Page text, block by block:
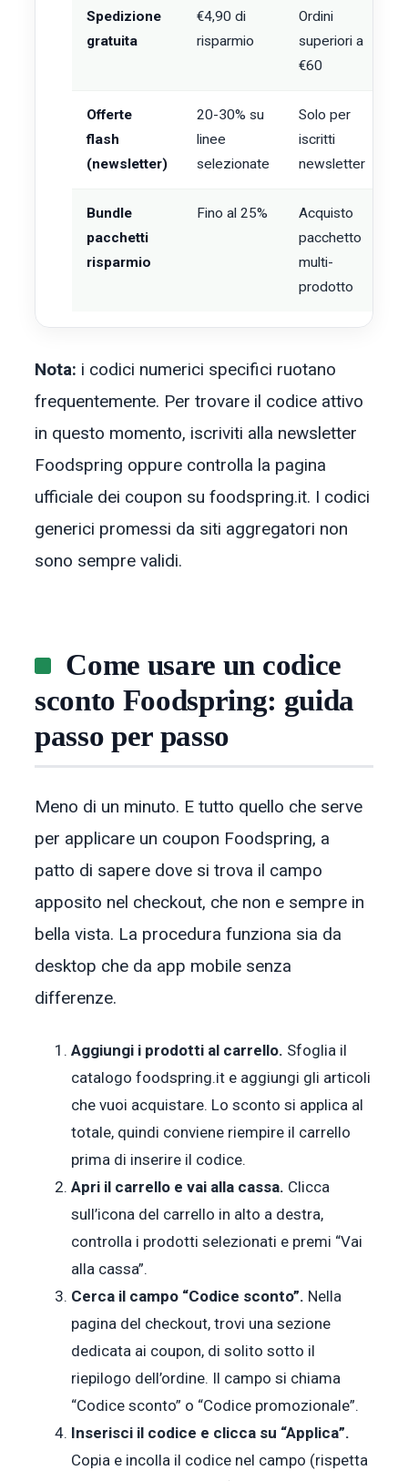
Spedizione
gratuita
€4,90 di
risparmio
Ordini
superiori a
€60
Offerte
flash
(newsletter)
20-30% su
linee
selezionate
Solo per
iscritti
newsletter
Bundle
pacchetti
risparmio
Fino al 25%
Acquisto
pacchetto
multi-
prodotto
Nota: i codici numerici specifici ruotano
frequentemente. Per trovare il codice attivo
in questo momento, iscriviti alla newsletter
Foodspring oppure controlla la pagina
ufficiale dei coupon su foodspring.it. I codici
generici promessi da siti aggregatori non
sono sempre validi.
Come usare un codice
sconto Foodspring: guida
passo per passo
Meno di un minuto. E tutto quello che serve
per applicare un coupon Foodspring, a
patto di sapere dove si trova il campo
apposito nel checkout, che non e sempre in
bella vista. La procedura funziona sia da
desktop che da app mobile senza
differenze.
Aggiungi i prodotti al carrello. Sfoglia il
catalogo foodspring.it e aggiungi gli articoli
che vuoi acquistare. Lo sconto si applica al
totale, quindi conviene riempire il carrello
prima di inserire il codice.
Apri il carrello e vai alla cassa. Clicca
sull’icona del carrello in alto a destra,
controlla i prodotti selezionati e premi “Vai
alla cassa”.
Cerca il campo “Codice sconto”. Nella
pagina del checkout, trovi una sezione
dedicata ai coupon, di solito sotto il
riepilogo dell’ordine. Il campo si chiama
“Codice sconto” o “Codice promozionale”.
Inserisci il codice e clicca su “Applica”.
Copia e incolla il codice nel campo (rispetta